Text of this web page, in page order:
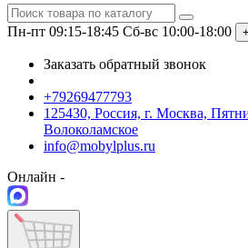
Пн-пт 09:15-18:45 Сб-вс 10:00-18:00
Заказать обратный звонок
+79269477793
125430, Россия, г. Москва,
Волоколамское
info@mobylplus.ru
Онлайн -